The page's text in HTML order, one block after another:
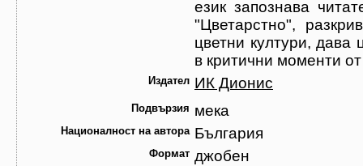
език запознава
"Цветарстно",
цветни култури, дава
в критични моменти
Издател ИК Дионис
Подвързия мека
Националност на автора България
Формат джобен